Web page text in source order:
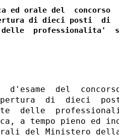
orale del  concorso
di dieci posti  di
professionalita'
d'esame  del
di  dieci
delle
a tempo pieno ed
del Ministero